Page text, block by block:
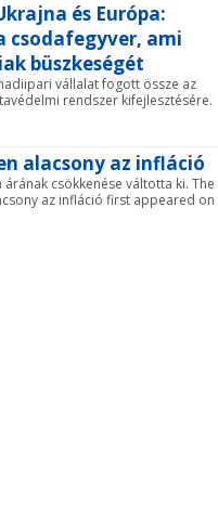
és Európa:
csodafegyver, ami
büszkeségét
vállalat fogott össze az
rendszer kifejlesztésére.
alacsony az infláció
csökkenése váltotta ki. The
az infláció first appeared on